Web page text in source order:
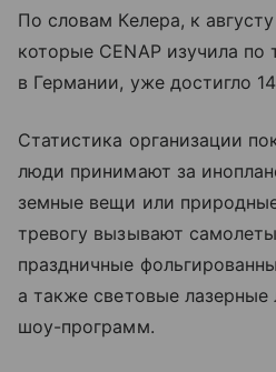
По словам Келера, к
которые CENAP изучила
в Германии, уже достигло
Статистика организации
люди принимают за
земные вещи или
тревогу вызывают
праздничные
а также световые
шоу-программ.